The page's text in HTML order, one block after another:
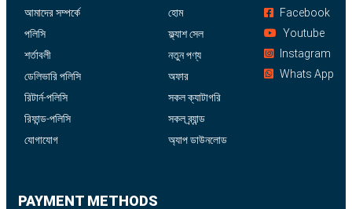
আমাদের সম্পর্কে
পলিসি
শর্তাবলী
ডেলিভারি পলিসি
রিটার্ন-পলিসি
রিফান্ড-পলিসি
যোগাযোগ
হোম
ফ্ল্যাশ সেল
নতুন পণ্য
অফার
সকল ক্যাটাগরি
সকল ব্র্যান্ড
অ্যাপ ডাউনলোড
Facebook
Youtube
Instagram
Whats App
PAYMENT METHODS